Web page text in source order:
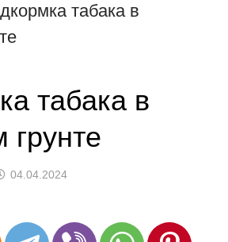
табака в
табака в
грунте
04.04.2024